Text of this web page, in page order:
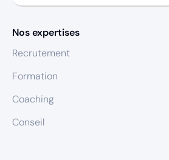
Nos expertises
Recrutement
Formation
Coaching
Conseil